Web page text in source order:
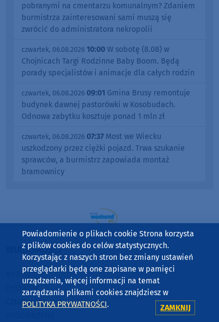
pobranymi na cmentarzu komunalnym? Zdaniem
burmistrza zainteresowani sami muszą się
zwrócić do administratora nekropolii
czwartek, 06.08.2026 10:00 W sobotę (8.08) w
Chojnicach Targi Rodzinne Baby Boom. Będą
porady specjalistów i animacje dla całych rodzin
czwartek, 06.08.2026 09:01 Gmina Brusy remontuje
budynek dawnej pastorówki w Kosobudach.
Odnowa zabytku kosztuje ponad 1 mln zł
czwartek, 06.08.2026 07:37 Most we Wiecku
uszkodzony przez ciężki pojazd. Trwa szukanie
sprawców, a burmistrz zapowiada montaż
bramownicy
WIADOMOŚCI
BYTÓW
CHOJNICE
CZŁUCHÓW
Powiadomienie o plikach cookie Strona korzysta
z plików cookies do celów statystycznych.
Korzystając z naszych stron bez zmiany ustawień
przeglądarki będą one zapisane w pamięci
urządzenia, więcej informacji na temat
zarządzania plikami cookies znajdziesz w
POLITYKA PRYWATNOŚCI. ZAMKNIJ